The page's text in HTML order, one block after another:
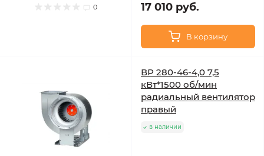
0 17 010 руб.
В корзину
ВР 280-46-4,0 7,5
кВт*1500 об/мин
радиальный вентилятор
правый
в наличии